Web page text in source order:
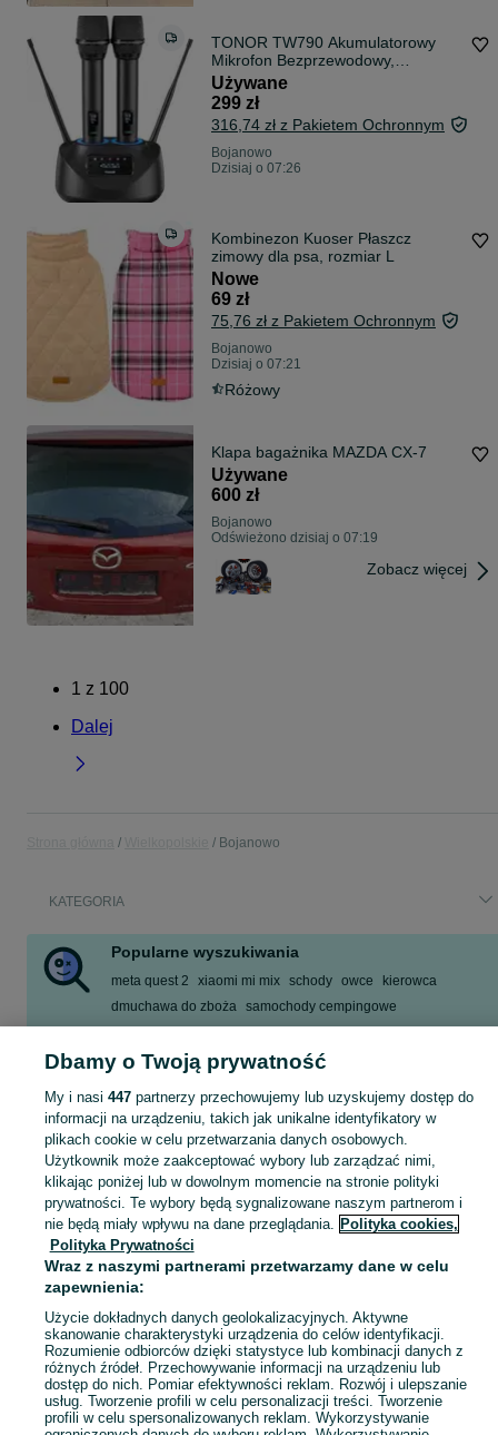
TONOR TW790 Akumulatorowy
Mikrofon Bezprzewodowy,
Metalowy Podwójny
Używane
299 zł
316,74 zł z Pakietem Ochronnym
Bojanowo
Dzisiaj o 07:26
Kombinezon Kuoser Płaszcz
zimowy dla psa, rozmiar L
Nowe
69 zł
75,76 zł z Pakietem Ochronnym
Bojanowo
Dzisiaj o 07:21
Różowy
Klapa bagażnika MAZDA CX-7
Używane
600 zł
Bojanowo
Odświeżono dzisiaj o 07:19
Zobacz więcej
1 z 100
Dalej
Bojanowo
KATEGORIA
Popularne wyszukiwania
meta quest 2 xiaomi mi mix schody owce
kierowca
dmuchawa do zboża samochody cempingowe
Zobacz Więcej
Skorzystaj z największego serwisu ogłoszeniowego - Bojanowo i okolice! Kupuj to, czego pragniesz i sprzedawaj to, czego już nie potrzebujesz! Zobacz
Mapa kategorii
Mapa miejscowości
Mapa ministron
Popularne wyszukiwania
Dbamy o Twoją prywatność
My i nasi 447partnerzy przechowujemy lub uzyskujemy dostęp do
informacji na urządzeniu, takich jak unikalne identyfikatory w
plikach cookie w celu przetwarzania danych osobowych.
Użytkownik może zaakceptować wybory lub zarządzać nimi,
klikając poniżej lub w dowolnym momencie na stronie polityki
prywatności. Te wybory będą sygnalizowane naszym partnerom i
nie będą miały wpływu na dane przeglądania. Polityka cookies,
Polityka Prywatności
Wraz z naszymi partnerami przetwarzamy dane w celu
zapewnienia:
Użycie dokładnych danych geolokalizacyjnych. Aktywne
skanowanie charakterystyki urządzenia do celów identyfikacji.
Rozumienie odbiorców dzięki statystyce lub kombinacji danych z
różnych źródeł. Przechowywanie informacji na urządzeniu lub
dostęp do nich. Pomiar efektywności reklam. Rozwój i ulepszanie
usług. Tworzenie profili w celu personalizacji treści. Tworzenie
profili w celu spersonalizowanych reklam. Wykorzystywanie